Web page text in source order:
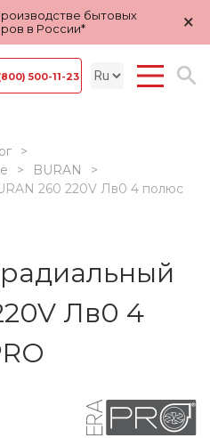
бытовых
в России*
×
500-11-23
BURAN
260 220V Лв0 4 полюс
Лв0 4